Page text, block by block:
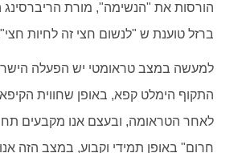
הורסות את "הנשימה", מורת הריברסינג
ברזל טוענת ש "לנשום חצי זה לחיות
למעשה במצב טראומטי יש הפעלה
התקוף הימלט קפא, באופן שחווית
לאחר הטראומה, ובעצם אנו מקבעים
חרום" באופן תמידי וקבוע, במצב הזה